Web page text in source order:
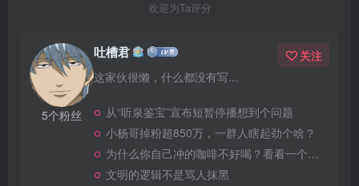
欢迎为Ta评分
5个粉丝
吐槽君
这家伙很懒，什么都没有写...
关注
从“听泉鉴宝”宣布短暂停播想到个问题
小杨哥掉粉超850万，一群人瞎起劲个啥？
为什么你自己冲的咖啡不好喝？看看一个自媒体博主的分享
文明的逻辑不是骂人抹黑